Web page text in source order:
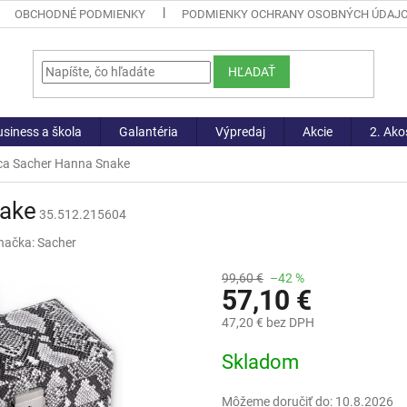
OBCHODNÉ PODMIENKY PODMIENKY OCHRANY OSOBNÝCH
HĽADAŤ
a škola Galantéria Výpredaj Akcie 2.
Sacher Hanna Snake
35.512.215604
Sacher
99,60 € –42 %
57,10 €
47,20 € bez DPH
cena:
Skladom
Môžeme doručiť do: 10.8.2026